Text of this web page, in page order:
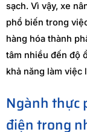
sạch. Vì vậy, xe
phổ biến trong
hàng hóa thành
tâm nhiều đến độ
khả năng làm việc
Ngành thực
điện trong